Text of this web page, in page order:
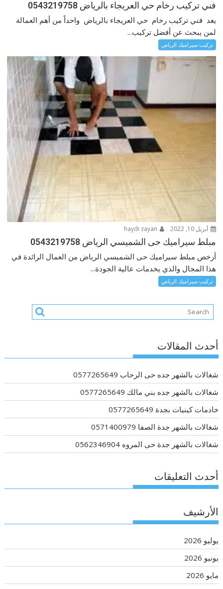
فني تركيب رخام حي العريجاء بالرياض 0543219758
يعد فني تركيب رخام حي العريجاء بالرياض واحداً من أهم العمالة
لمن يبحث عن أفضل تركيب...
تركيب سيراميك الرياض
أبريل 10, 2022
مبلط سيراميك حى الشميسي الرياض 0543219758
أرخص مبلط سيراميك حى الشميسي الرياض من العمال الرائدة في
هذا المجال والذي يخدمات عالية الجودة...
تركيب سيراميك الرياض
أحدث المقالات
شغالات بالشهر جده حى الرحاب 0577265649
شغالات بالشهر جده بني مالك 0577265649
خادمات كينيات بجدة 0577265649
شغالات بالشهر جدة الصفا 0571400979
شغالات بالشهر جدة حى المروه 0562346904
أحدث التعليقات
الأرشيف
يوليو 2026
يونيو 2026
مايو 2026